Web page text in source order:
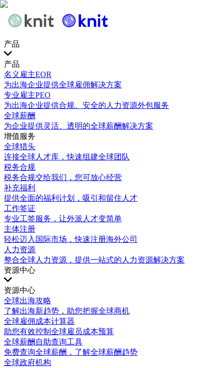
产品
产品
名义雇主EOR
为出海企业提供全球雇佣解决方案
专业雇主PEO
为出海企业提供合规、安全的人力资源外包服务
全球薪酬
为企业提供灵活、透明的全球薪酬解决方案
增值服务
全球猎头
连接全球人才库，快速组建全球团队
税务合规
税务合规交给我们，您可放心经营
补充福利
提供全面的福利计划，吸引和留住人才
工作签证
专业工签服务，让外派人才变简单
主体注册
轻松迈入国际市场，快速注册海外公司
人力资源
整合全球人力资源，提供一站式的人力资源解决方案
资源中心
资源中心
全球出海攻略
了解出海新趋势，助您把握全球商机
全球雇佣成本计算器
助您有效控制全球雇员成本预算
全球薪酬自助查询工具
免费查询全球薪酬，了解全球薪酬趋势
全球政府机构